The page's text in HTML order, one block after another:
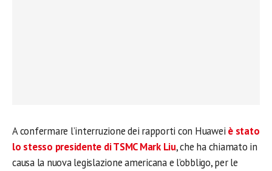
A confermare l’interruzione dei rapporti con Huawei è stato
lo stesso presidente di TSMC Mark Liu, che ha chiamato in
causa la nuova legislazione americana e l’obbligo, per le